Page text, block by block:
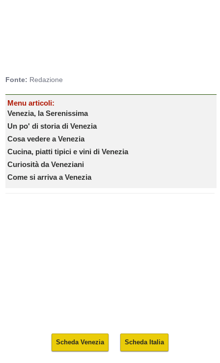
Fonte: Redazione
Menu articoli:
Venezia, la Serenissima
Un po' di storia di Venezia
Cosa vedere a Venezia
Cucina, piatti tipici e vini di Venezia
Curiosità da Veneziani
Come si arriva a Venezia
Scheda Venezia Scheda Italia